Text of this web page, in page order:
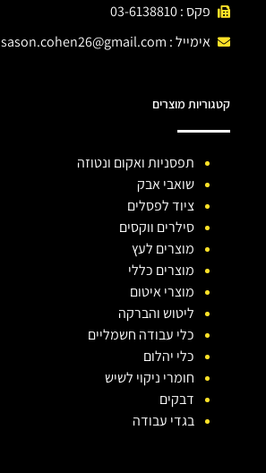
פקס : 03-6138810
אימייל : sason.cohen26@gmail.com
קטגוריות מוצרים
תפסניות ואקום ונטוזה
שואבי אבק
ציוד לפסלים
סילרים ווקסים
מוצרים לעץ
מוצרים כללי
מוצרי איטום
ליטוש והברקה
כלי עבודה חשמליים
כלי יהלום
חומרי ניקוי לשיש
דבקים
בגדי עבודה